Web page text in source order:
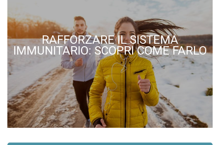
RAFFORZARE IL SISTEMA
IMMUNITARIO: SCOPRI COME FARLO